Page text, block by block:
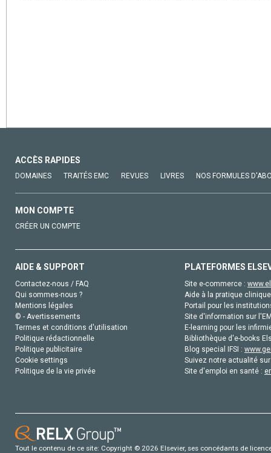
ACCÈS RAPIDES
DOMAINES TRAITÉS EMC REVUES LIVRES NOS FORMULES
MON COMPTE
CRÉER UN COMPTE
AIDE & SUPPORT
Contactez-nous / FAQ
Qui sommes-nous ?
Mentions légales
© - Avertissements
Termes et conditions d'utilisation
Politique rédactionnelle
Politique publicitaire
Cookie settings
Politique de la vie privée
PLATEFORMES
Site e-commerce :
Aide à la pratique
Portail pour les
Site d'information sur
E-learning pour les
Bibliothèque d'e-books
Blog special IFSI :
Suivez notre actualité
Site d'emploi en santé :
Tout le contenu de ce site: Copyright © 2026 Elsevier, ses concédants de